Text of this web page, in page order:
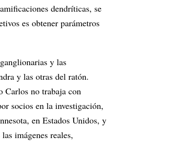
dendríticas, se
es obtener parámetros
y las
y las otras del ratón.
Carlos no trabaja con
socios en la investigación,
en Estados Unidos, y
imágenes reales,